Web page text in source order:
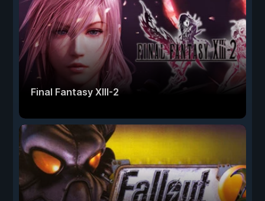
Final Fantasy XIII-2